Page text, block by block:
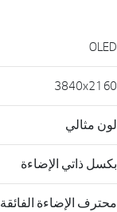
OLED
3840x2160
لون مثالي
بكسل ذاتي الإضاءة
محترف الإضاءة الفائقة